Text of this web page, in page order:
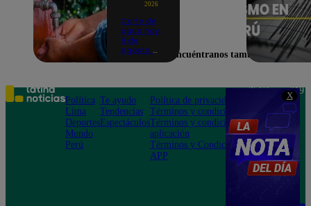
X
2026
Corte de
agua hoy,
9 de
agosto:
sin el
servicio de
Sedapal
Encuéntranos también en
Política
Lima
Deportes
Mundo
Perú
Te ayudo
Tendencias
Espectáculos
Política de privacidad
Términos y condiciones
Términos y condiciones
aplicación
Términos y Condiciones
APP
Teléfono: 219
Av. San
Felipe 968
Jesús María